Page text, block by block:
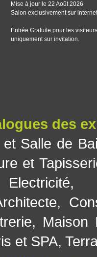
Mise à jour le 22 Août 2026
Salon exclusivement sur internet
Entrée Gratuite pour les visiteurs
uniquement sur invitation.
des
et Salle de
et
Electricité
,
, Maison
et SPA,